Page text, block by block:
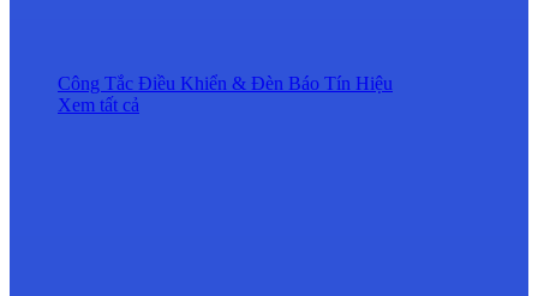
Công Tắc Điều Khiển & Đèn Báo Tín Hiệu
Xem tất cả